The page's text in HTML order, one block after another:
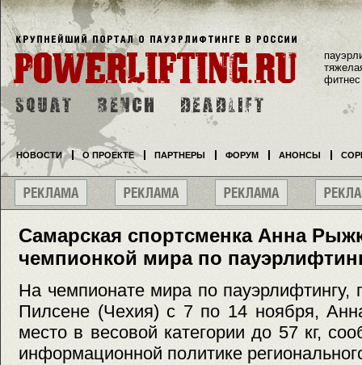
Самарская спортсменка Анна
чемпионкой мира по
На чемпионате мира по пауэрлифтингу,
Пилсене (Чехия) с 7 по 14 ноября,
место в весовой категории до 57 кг,
информационной политике
фитнес
НОВОСТИ О ПРОЕКТЕ ПАРТНЕРЫ ФОРУМ АНОНСЫ